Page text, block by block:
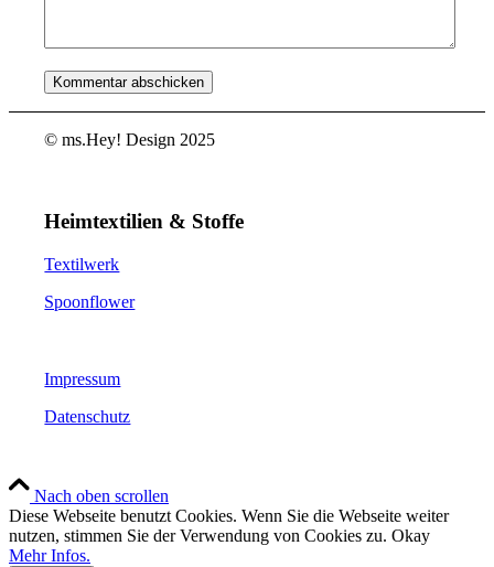
© ms.Hey! Design 2025
Heimtextilien & Stoffe
Textilwerk
Spoonflower
Impressum
Datenschutz
Nach oben scrollen
Diese Webseite benutzt Cookies. Wenn Sie die Webseite weiter
nutzen, stimmen Sie der Verwendung von Cookies zu. Okay
Mehr Infos.